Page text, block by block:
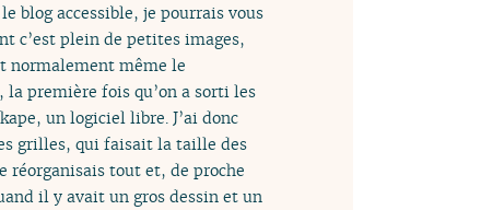
blog accessible, je pourrais vous
c’est plein de petites images,
normalement même le
première fois qu’on a sorti les
un logiciel libre. J’ai donc
grilles, qui faisait la taille des
réorganisais tout et, de proche
il y avait un gros dessin et un